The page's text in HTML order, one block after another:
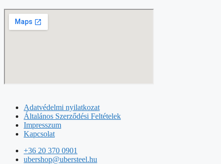
Adatvédelmi nyilatkozat
Általános Szerződési Feltételek
Impresszum
Kapcsolat
+36 20 370 0901
ubershop@ubersteel.hu